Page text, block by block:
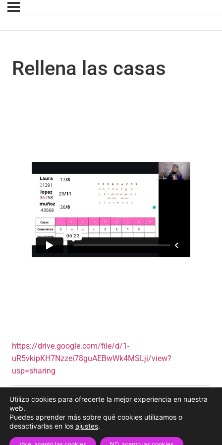
Rellena las casas
https://drive.google.com/file/d/1-
uR5vkipKH7Nzzei78guAEBwWk4MSLji/view?
usp=sharing
Volver a
Utilizo cookies para ofrecerte la mejor experiencia en nuestra
web.
Puedes aprender más sobre qué cookies utilizamos o
desactivarlas en los ajustes.